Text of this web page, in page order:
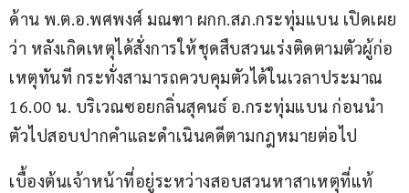
ด้าน พ.ต.อ.พศพงศ์ มณฑา ผกก.สภ.กระทุ่มแบน เปิดเผย
ว่า หลังเกิดเหตุได้สั่งการให้ชุดสืบสวนเร่งติดตามตัวผู้ก่อ
เหตุทันที กระทั่งสามารถควบคุมตัวได้ในเวลาประมาณ
16.00 น. บริเวณซอยกลิ่นสุคนธ์ อ.กระทุ่มแบน ก่อนนำ
ตัวไปสอบปากคำและดำเนินคดีตามกฎหมายต่อไป
เบื้องต้นเจ้าหน้าที่อยู่ระหว่างสอบสวนหาสาเหตุที่แท้